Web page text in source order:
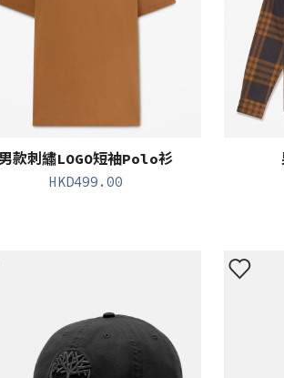
款刺繡LOGO短袖Polo衫
HKD499.00